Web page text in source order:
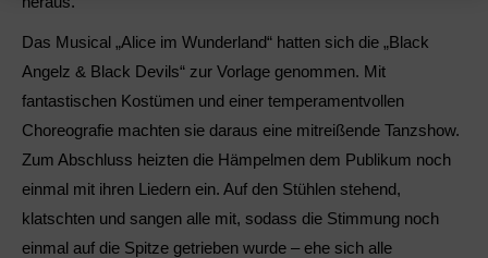
Das Musical „Alice im Wunderland“ hatten sich die „Black
Angelz & Black Devils“ zur Vorlage genommen. Mit
fantastischen Kostümen und einer temperamentvollen
Choreografie machten sie daraus eine mitreißende Tanzshow.
Zum Abschluss heizten die Hämpelmen dem Publikum noch
einmal mit ihren Liedern ein. Auf den Stühlen stehend,
klatschten und sangen alle mit, sodass die Stimmung noch
einmal auf die Spitze getrieben wurde – ehe sich alle